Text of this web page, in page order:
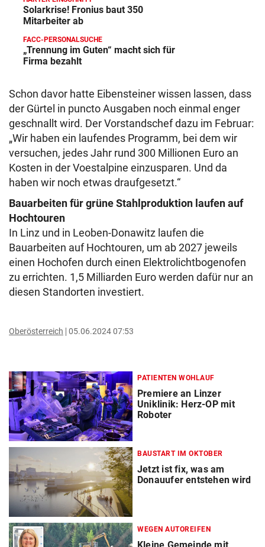
Solarkrise! Fronius baut 350
Mitarbeiter ab
FACC-PERSONALSUCHE
„Trennung im Guten“ macht sich für
Firma bezahlt
Schon davor hatte Eibensteiner wissen lassen, dass
der Gürtel in puncto Ausgaben noch einmal enger
geschnallt wird. Der Vorstandschef dazu im Februar:
„Wir haben ein laufendes Programm, bei dem wir
versuchen, jedes Jahr rund 300 Millionen Euro an
Kosten in der Voestalpine einzusparen. Und da
haben wir noch etwas draufgesetzt.“
Bauarbeiten für grüne Stahlproduktion laufen auf
Hochtouren
In Linz und in Leoben-Donawitz laufen die
Bauarbeiten auf Hochtouren, um ab 2027 jeweils
einen Hochofen durch einen Elektrolichtbogenofen
zu errichten. 1,5 Milliarden Euro werden dafür nur an
diesen Standorten investiert.
Oberösterreich 05.06.2024 07:53
PATIENTEN WOHLAUF
Premiere an Linzer
Uniklinik: Herz-OP mit
Roboter
BAUSTART IM OKTOBER
Jetzt ist fix, was am
Donauufer entstehen wird
WEGEN AUTOREIFEN